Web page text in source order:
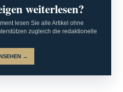
weiterlesen?
lesen Sie alle Artikel ohne
zugleich die redaktionelle
→